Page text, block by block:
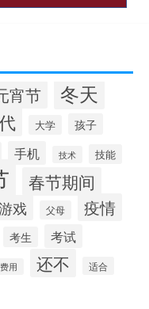
宵节 冬天
大学 孩子
手机 技术 技能
春节期间
戏 父母 疫情
考生 考试
费用 还不 适合